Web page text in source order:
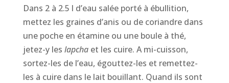
Dans 2 à 2.5 l d’eau salée porté à ébullition,
mettez les graines d’anis ou de coriandre dans
une poche en étamine ou une boule à thé,
jetez-y les lapchaet les cuire. A mi-cuisson,
sortez-les de l’eau, égouttez-les et remettez-
les à cuire dans le lait bouillant. Quand ils sont